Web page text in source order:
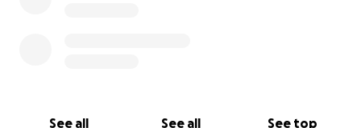
See all See all See top